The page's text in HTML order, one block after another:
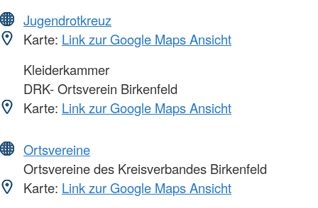
Jugendrotkreuz
Karte: Link zur Google Maps Ansicht
Kleiderkammer
DRK- Ortsverein Birkenfeld
Karte: Link zur Google Maps Ansicht
Ortsvereine
Ortsvereine des Kreisverbandes Birkenfeld
Karte: Link zur Google Maps Ansicht